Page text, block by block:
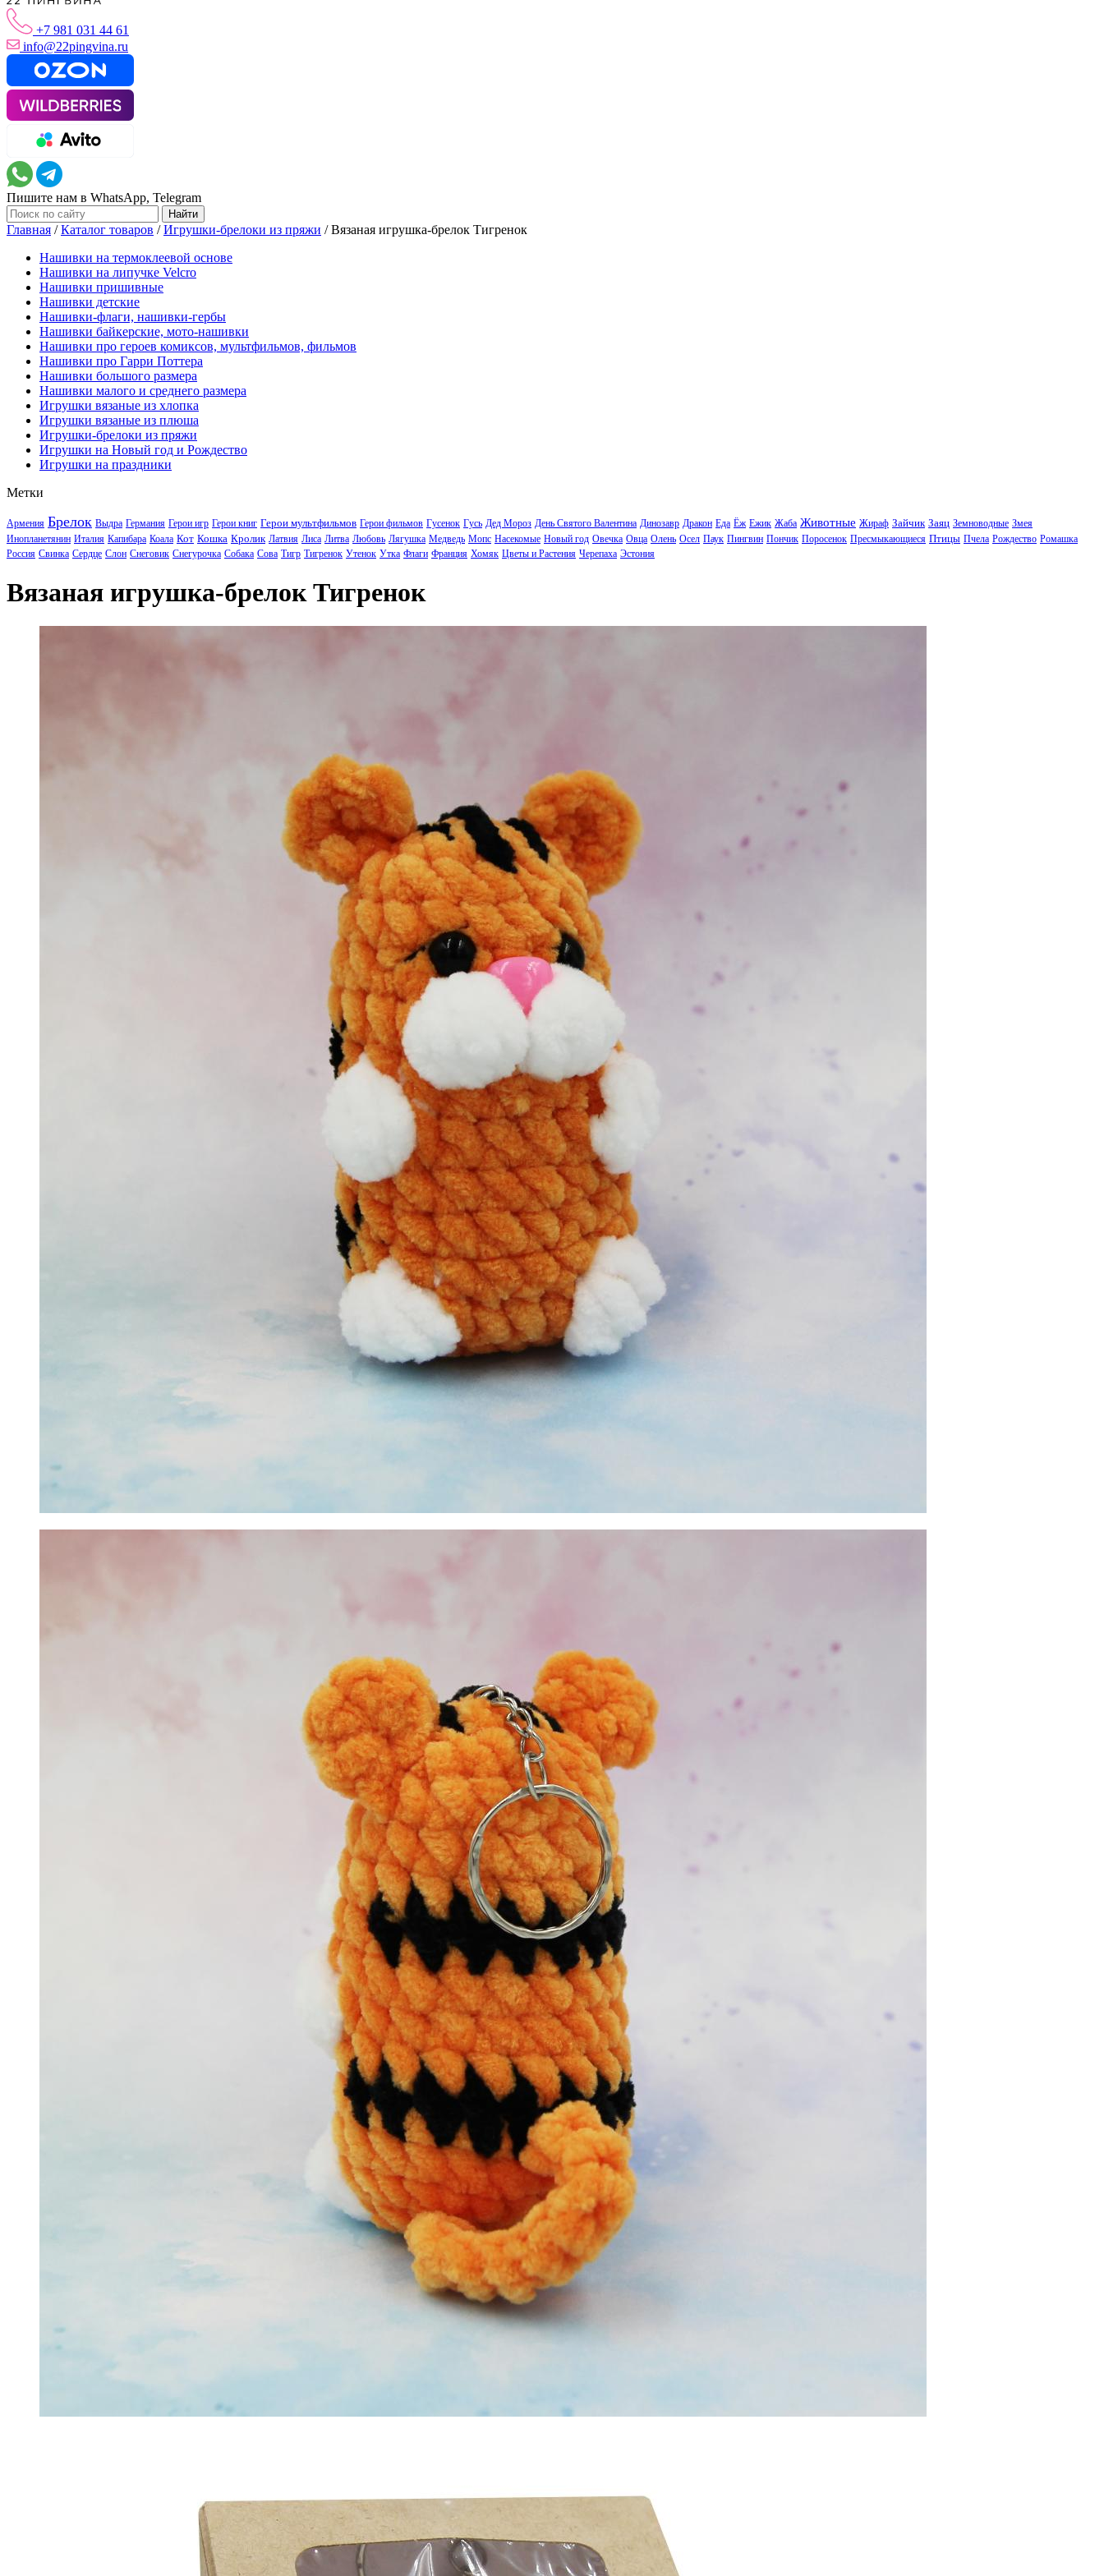
+7 981 031 44 61
info@22pingvina.ru
Пишите нам в WhatsApp, Telegram
Главная /Каталог товаров /Игрушки-брелоки из пряжи /Вязаная игрушка-брелок Тигренок
Нашивки на термоклеевой основе
Нашивки на липучке Velcro
Нашивки пришивные
Нашивки детские
Нашивки-флаги, нашивки-гербы
Нашивки байкерские, мото-нашивки
Нашивки про героев комиксов, мультфильмов, фильмов
Нашивки про Гарри Поттера
Нашивки большого размера
Нашивки малого и среднего размера
Игрушки вязаные из хлопка
Игрушки вязаные из плюша
Игрушки-брелоки из пряжи
Игрушки на Новый год и Рождество
Игрушки на праздники
Метки
Армения Брелок Выдра Германия Герои игр Герои книг Герои мультфильмов Герои фильмов Гусенок Гусь Дед Мороз День Святого Валентина Динозавр Дракон Еда Ёж Ежик Жаба Животные Жираф Зайчик Заяц Земноводные Змея
Инопланетянин Италия Капибара Коала Кот Кошка Кролик Латвия Лиса Литва Любовь Лягушка Медведь Мопс Насекомые Новый год Овечка Овца Олень Осел Паук Пингвин Пончик Поросенок Пресмыкающиеся Птицы Пчела Рождество Ромашка
Россия Свинка Сердце Слон Снеговик Снегурочка Собака Сова Тигр Тигренок Утенок Утка Флаги Франция Хомяк Цветы и Растения Черепаха Эстония
Вязаная игрушка-брелок Тигренок